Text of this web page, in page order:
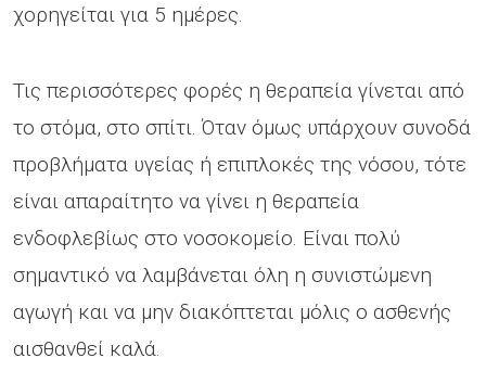
χορηγείται για 5 ημέρες.
Τις περισσότερες φορές η θεραπεία γίνεται από
το στόμα, στο σπίτι. Όταν όμως υπάρχουν συνοδά
προβλήματα υγείας ή επιπλοκές της νόσου, τότε
είναι απαραίτητο να γίνει η θεραπεία
ενδοφλεβίως στο νοσοκομείο. Είναι πολύ
σημαντικό να λαμβάνεται όλη η συνιστώμενη
αγωγή και να μην διακόπτεται μόλις ο ασθενής
αισθανθεί καλά.